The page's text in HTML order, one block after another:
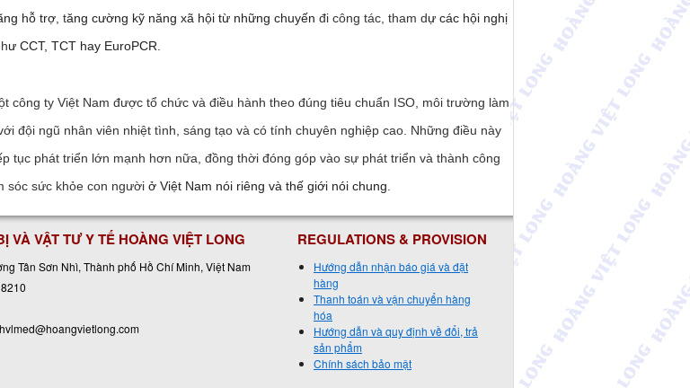
hỗ trợ , tăng cường kỹ năng xã hội từ những chuyến đi công tác, tham dự các hội nghị
ư CCT, TCT hay EuroPCR.
công ty Việt Nam được tổ chức và điều hành theo đúng tiêu chuẩn ISO, môi trường làm
đội ngũ nhân viên nhiệt tình, sáng tạo và có tính chuyên nghiệp cao. Những điều này
tục phát triển lớn mạnh hơn nữa, đồng thời đóng góp vào sự phát triển và thành công
sóc sức khỏe con người ở Việt Nam nói riêng và thế giới nói chung.
VÀ VẬT TƯ Y TẾ HOÀNG VIỆT LONG
Tân Sơn Nhì, Thành phố Hồ Chí Minh, Việt Nam
hvlmed@hoangvietlong.com
REGULATIONS & PROVISION
Hướng dẫn nhận báo giá và đặt
hàng
Thanh toán và vận chuyển hàng
hóa
Hướng dẫn và quy định về đổi, trả
sản phẩm
Chính sách bảo mật